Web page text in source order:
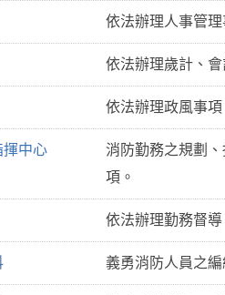
依法辦理人事管理
依法辦理歲計、會
依法辦理政風事項
揮中心
消防勤務之規劃
項。
依法辦理勤務督
義勇消防人員之